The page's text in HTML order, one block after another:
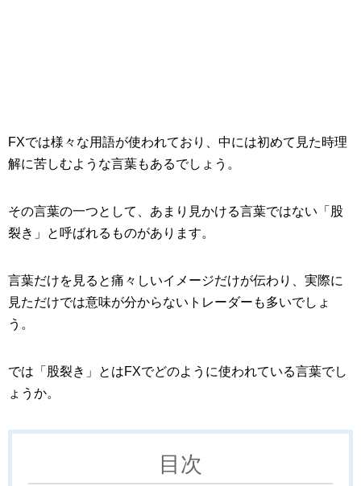
FXでは様々な用語が使われており、中には初めて見た時理
解に苦しむような言葉もあるでしょう。
その言葉の一つとして、あまり見かける言葉ではない「股
裂き」と呼ばれるものがあります。
言葉だけを見ると痛々しいイメージだけが伝わり、実際に
見ただけでは意味が分からないトレーダーも多いでしょ
う。
では「股裂き」とはFXでどのように使われている言葉でし
ょうか。
目次